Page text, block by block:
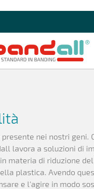
nei nostri geni.
lavora a soluzioni di
materia di riduzione
plastica. Avendo
e l'agire in modo